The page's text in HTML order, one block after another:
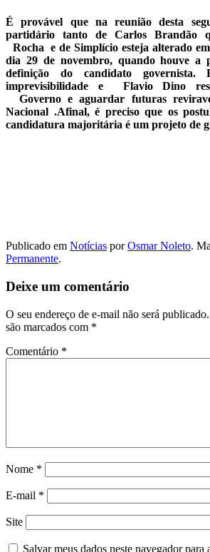
É provável que na reunião desta
partidário tanto de Carlos Brandão
Rocha e de Simplício esteja alterado
dia 29 de novembro, quando houve a
definição do candidato
imprevisibilidade e Flavio Dino
Governo e aguardar futuras
Nacional .Afinal, é preciso que os
candidatura majoritária é um projeto de
Publicado em Notícias porOsmar Noleto.
Permanente.
Deixe um comentário
O seu endereço de e-mail não será publicado.
são marcados com *
Comentário *
Nome *
E-mail *
Site
Salvar meus dados neste navegador